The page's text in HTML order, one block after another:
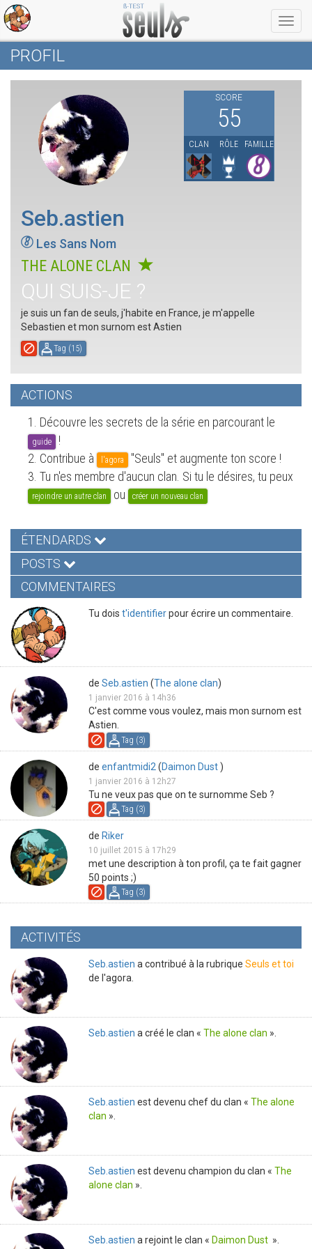
Menu
PROFIL
SCORE
55
CLAN RÔLE FAMILLE
Seb.astien
Les Sans Nom
THE ALONE CLAN
QUI SUIS-JE ?
je suis un fan de seuls, j'habite en France, je m'appelle
Sebastien et mon surnom est Astien
Tag (15)
ACTIONS
1. Découvre les secrets de la série en parcourant le
guide
!
2. Contribue à
l'agora
"Seuls" et augmente ton score !
3. Tu n'es membre d'aucun clan. Si tu le désires, tu peux
rejoindre un autre clan ou créer un nouveau clan
ÉTENDARDS
POSTS
COMMENTAIRES
Tu dois t'identifierpour écrire un commentaire.
de Seb.astien (The alone clan)
1 janvier 2016 à 14h36
C'est comme vous voulez, mais mon surnom est
Astien.
Tag (3)
de enfantmidi2 (Daimon Dust)
1 janvier 2016 à 12h27
Tu ne veux pas que on te surnomme Seb ?
Tag (3)
de Riker
10 juillet 2015 à 17h29
met une description à ton profil, ça te fait gagner
50 points ;)
Tag (3)
ACTIVITÉS
Seb.astien a contribué à la rubrique Seuls et toi
de l'agora.
Seb.astien a créé le clan « The alone clan ».
Seb.astien est devenu chef du clan « The alone
clan ».
Seb.astien est devenu champion du clan « The
alone clan ».
Seb.astien a rejoint le clan « Daimon Dust ».